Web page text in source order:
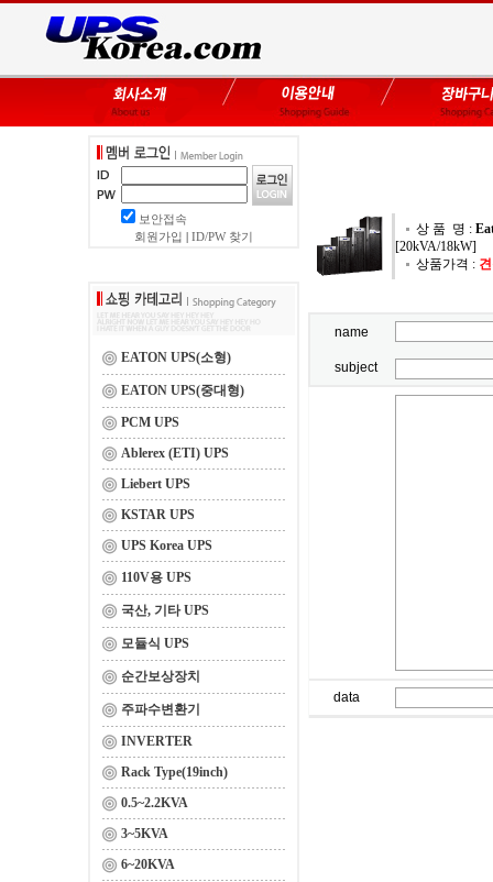
보안접속
회원가입
ID/PW 찾기
EATON UPS(소형)
EATON UPS(중대형)
PCM UPS
Ablerex (ETI) UPS
Liebert UPS
KSTAR UPS
UPS Korea UPS
110V용 UPS
국산, 기타 UPS
모듈식 UPS
순간보상장치
주파수변환기
INVERTER
Rack Type(19inch)
0.5~2.2KVA
3~5KVA
6~20KVA
상 품 명 :
[20kVA/18kW]
상품가격 :
name
subject
data